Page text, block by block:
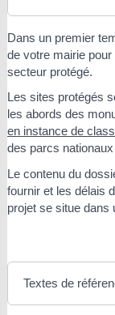
Dans un premier
de votre mairie
secteur protégé.
Les sites protégés
les abords des
en instance de
des parcs
Le contenu du
fournir et les délais
projet se situe dans
Textes de